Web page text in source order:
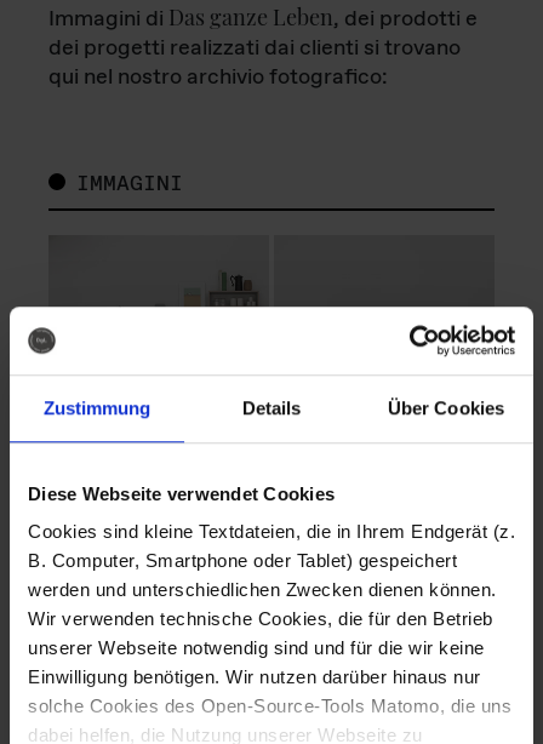
Zustimmung Details Über Cookies
Diese Webseite verwendet Cookies
Cookies sind kleine Textdateien, die in Ihrem Endgerät (z.
B. Computer, Smartphone oder Tablet) gespeichert
werden und unterschiedlichen Zwecken dienen können.
Wir verwenden technische Cookies, die für den Betrieb
unserer Webseite notwendig sind und für die wir keine
Einwilligung benötigen. Wir nutzen darüber hinaus nur
solche Cookies des Open-Source-Tools Matomo, die uns
dabei helfen, die Nutzung unserer Webseite zu
Immagini di Das ganze Leben, dei prodotti e
dei progetti realizzati dai clienti si trovano
qui nel nostro archivio fotografico:
IMMAGINI
Fotografo: Lorenz
Sternbach
Download
Fotografo: Lorenz
Sternbach
Download